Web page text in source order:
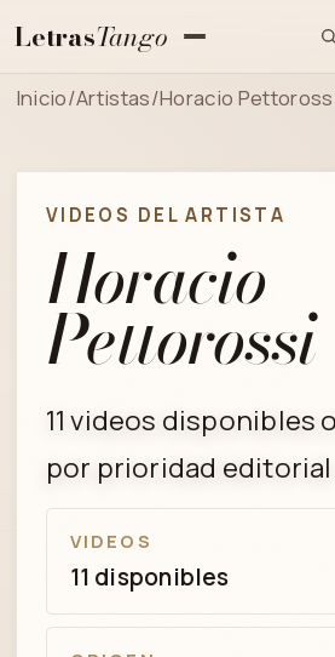
LetrasTango
Inicio/Artistas/Horacio
VIDEOS DEL ARTISTA
Horacio
Pettorossi
11 videos disponibles
por prioridad
VIDEOS
11 disponibles